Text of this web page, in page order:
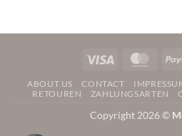
Visa
ABOUT US CONTACT
RETOUREN
ZAHLUNGSARTEN
Copyright 2026 ©